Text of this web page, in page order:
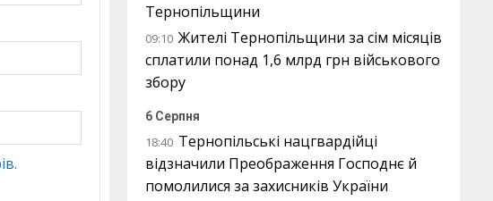
Тернопільщини
09:10 Жителі Тернопільщини за сім місяців
сплатили понад 1,6 млрд грн військового
збору
6 Серпня
18:40 Тернопільські нацгвардійці
відзначили Преображення Господнє й
помолилися за захисників України